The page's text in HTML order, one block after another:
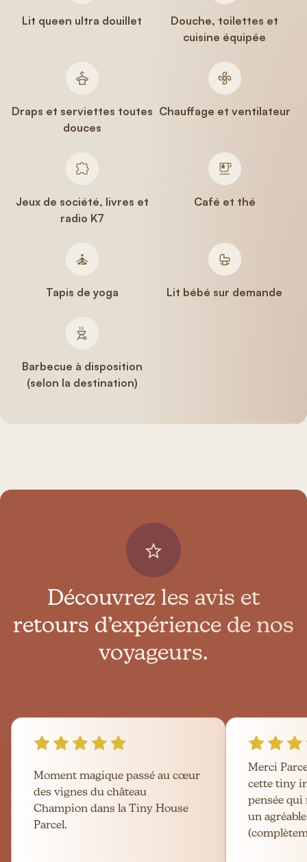
Lit queen ultra douillet
Douche, toilettes et
cuisine équipée
Draps et serviettes toutes
douces
Chauffage et ventilateur
Jeux de société, livres et
radio K7
Café et thé
Tapis de yoga Lit bébé sur demande
Barbecue à disposition
(selon la destination)
Découvrez les avis et
retours d’expérience de nos
voyageurs.
Moment magique passé au cœur
des vignes du château
Champion dans la Tiny House
Parcel.
Merci
cette tiny
pensée qui
un